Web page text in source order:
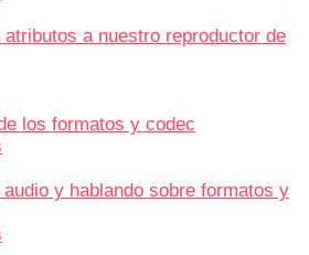
atributos a nuestro reproductor de
los formatos y codec
audio y hablando sobre formatos y